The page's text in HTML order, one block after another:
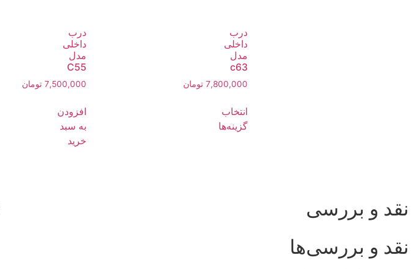
درب
داخلی
مدل
c63
7,800,000 تومان
انتخاب
گزینه‌ها
درب
داخلی
مدل
C55
7,500,000 تومان
افزودن
به سبد
خرید
نقد و بررسی
نقد و بررسی‌ها